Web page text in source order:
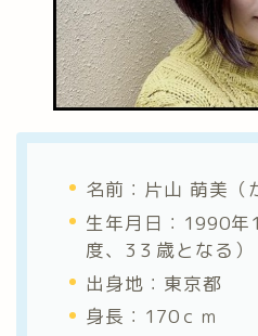
名前：片山 萌美（
生年月日：1990
度、3３歳となる）
出身地：東京都
身長：170ｃｍ